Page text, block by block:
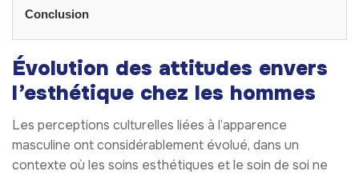
Conclusion
Évolution des attitudes envers
l’esthétique chez les hommes
Les perceptions culturelles liées à l’apparence
masculine ont considérablement évolué, dans un
contexte où les soins esthétiques et le soin de soi ne